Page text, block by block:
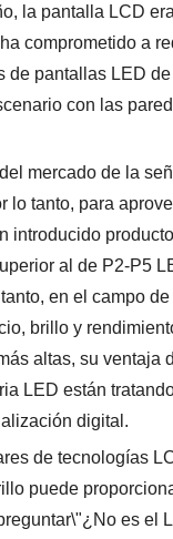
la pantalla LCD
comprometido a
de pantallas LED
con las
mercado de la
lo tanto, para
introducido
al de P2-P5
en el campo
brillo y
altas, su
LED están
digital.
de tecnologías
puede
es el